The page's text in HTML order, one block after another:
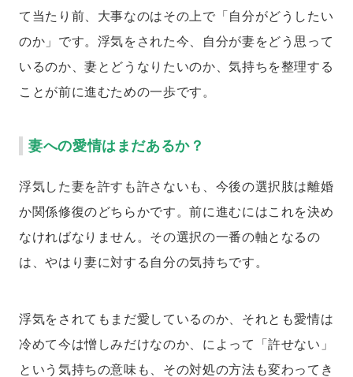
て当たり前、大事なのはその上で「自分がどうしたい
のか」です。浮気をされた今、自分が妻をどう思って
いるのか、妻とどうなりたいのか、気持ちを整理する
ことが前に進むための一歩です。
妻への愛情はまだあるか？
浮気した妻を許すも許さないも、今後の選択肢は離婚
か関係修復のどちらかです。前に進むにはこれを決め
なければなりません。その選択の一番の軸となるの
は、やはり妻に対する自分の気持ちです。
浮気をされてもまだ愛しているのか、それとも愛情は
冷めて今は憎しみだけなのか、によって「許せない」
という気持ちの意味も、その対処の方法も変わってき